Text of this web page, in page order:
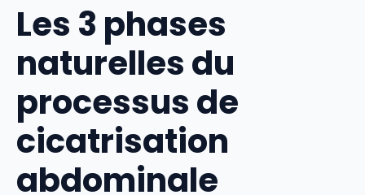
Les 3 phases
naturelles du
processus de
cicatrisation
abdominale